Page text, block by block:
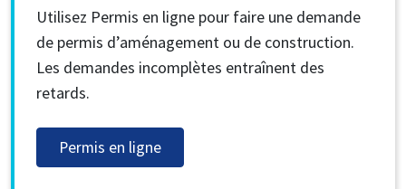
Utilisez Permis en ligne pour faire une demande
de permis d’aménagement ou de construction.
Les demandes incomplètes entraînent des
retards.
Permis en ligne